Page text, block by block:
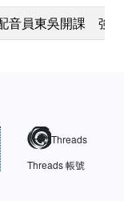
音員東吳開課 強
Threads
Threads 帳號